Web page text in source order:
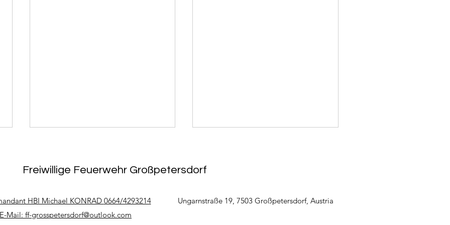
Freiwillige Feuerwehr Großpetersdorf
HBI Michael KONRAD 0664/4293214
E-Mail: ff-grosspetersdorf@outlook.com
Ungarnstraße 19, 7503 Großpetersdorf, Austria